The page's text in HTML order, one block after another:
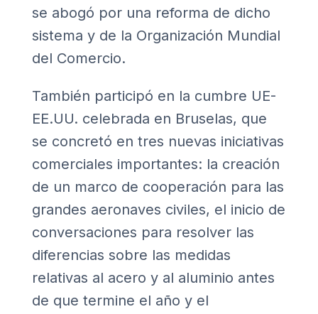
se abogó por una reforma de dicho
sistema y de la Organización Mundial
del Comercio.
También participó en la cumbre UE-
EE.UU. celebrada en Bruselas, que
se concretó en tres nuevas iniciativas
comerciales importantes: la creación
de un marco de cooperación para las
grandes aeronaves civiles, el inicio de
conversaciones para resolver las
diferencias sobre las medidas
relativas al acero y al aluminio antes
de que termine el año y el